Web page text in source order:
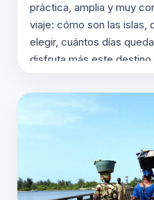
práctica, amplia y muy
viaje: cómo son las islas,
elegir, cuántos días
disfruta más este